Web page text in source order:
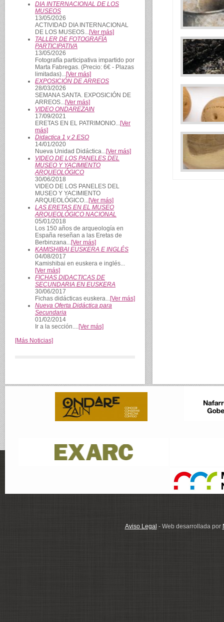
DIA INTERNACIONAL DE LOS
MUSEOS
13/05/2026
ACTIVIDAD DIA INTERNACIONAL
DE LOS MUSEOS...[Ver más]
TALLER DE FOTOGRAFÍA
PARTICIPATIVA
13/05/2026
Fotografía participativa impartido por
Marta Fabregas. (Precio: 6€ - Plazas
limitadas)...[Ver más]
EXPOSICIÓN DE ARREOS
28/03/2026
SEMANA SANTA. EXPOSICIÓN DE
ARREOS...[Ver más]
VIDEO ONDAREZAIN
17/09/2021
ERETAS EN EL PATRIMONIO...[Ver
más]
Didactica 1 y 2 ESO
14/01/2020
Nueva Unidad Didáctica...[Ver más]
VIDEO DE LOS PANELES DEL
MUSEO Y YACIMIENTO
ARQUEOLÓGICO
30/06/2018
VIDEO DE LOS PANELES DEL
MUSEO Y YACIMIENTO
ARQUEOLÓGICO...[Ver más]
LAS ERETAS EN EL MUSEO
ARQUEOLÓGICO NACIONAL
05/01/2018
Los 150 años de arqueología en
España reseñan a las Eretas de
Berbinzana...[Ver más]
KAMISHIBAI EUSKERA E INGLÉS
04/08/2017
Kamishibai en euskera e inglés...
[Ver más]
FICHAS DIDACTICAS DE
SECUNDARIA EN EUSKERA
30/06/2017
Fichas didácticas euskera...[Ver más]
Nueva Oferta Didáctica para
Secundaria
01/02/2014
Ir a la sección....[Ver más]
[Más Noticias]
Aviso Legal - Web desarrollada por